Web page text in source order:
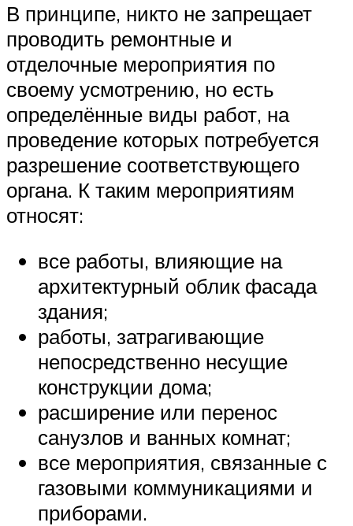
В принципе, никто не запрещает
проводить ремонтные и
отделочные мероприятия по
своему усмотрению, но есть
определённые виды работ, на
проведение которых потребуется
разрешение соответствующего
органа. К таким мероприятиям
относят:
все работы, влияющие на
архитектурный облик фасада
здания;
работы, затрагивающие
непосредственно несущие
конструкции дома;
расширение или перенос
санузлов и ванных комнат;
все мероприятия, связанные с
газовыми коммуникациями и
приборами.